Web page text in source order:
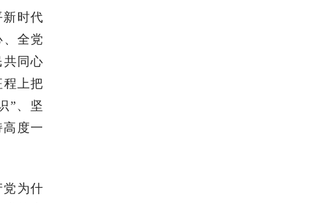
时代
全党
同心
上把
”、坚
度一
为什